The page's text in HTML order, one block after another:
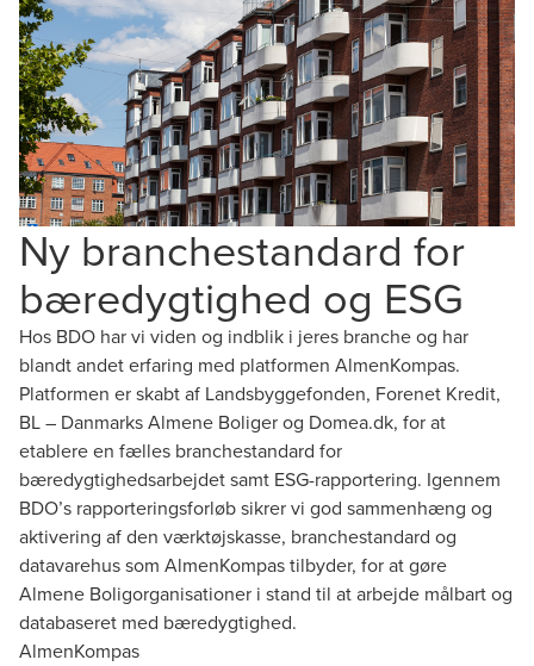
Ny branchestandard for
bæredygtighed og ESG
Hos BDO har vi viden og indblik i jeres branche og har
blandt andet erfaring med platformen AlmenKompas.
Platformen er skabt af Landsbyggefonden, Forenet Kredit,
BL – Danmarks Almene Boliger og Domea.dk, for at
etablere en fælles branchestandard for
bæredygtighedsarbejdet samt ESG-rapportering. Igennem
BDO’s rapporteringsforløb sikrer vi god sammenhæng og
aktivering af den værktøjskasse, branchestandard og
datavarehus som AlmenKompas tilbyder, for at gøre
Almene Boligorganisationer i stand til at arbejde målbart og
databaseret med bæredygtighed.
AlmenKompas